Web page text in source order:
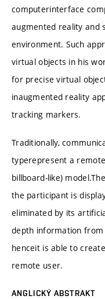
computerinterface
augmented reality and
environment. Such
virtual objects in his
for precise virtual
inaugmented reality
tracking markers.
Traditionally,
typerepresent a
billboard-like)
the participant is
eliminated by its
depth information
henceit is able to
remote user.
ANGLICKÝ ABSTRAKT